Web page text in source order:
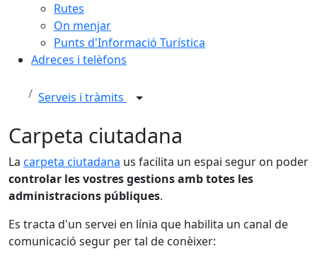
Rutes
On menjar
Punts d'Informació Turística
Adreces i telèfons
Serveis i tràmits
Carpeta ciutadana
La carpeta ciutadana us facilita un espai segur on poder
controlar les vostres gestions amb totes les
administracions públiques.
Es tracta d'un servei en línia que habilita un canal de
comunicació segur per tal de conèixer: